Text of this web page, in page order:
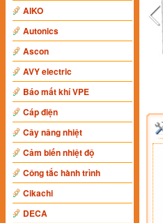
AIKO
Autonics
Ascon
AVY electric
Báo mất khí VPE
Cáp điện
Cây nâng nhiệt
Cảm biến nhiệt độ
Công tắc hành trình
Cikachi
DECA